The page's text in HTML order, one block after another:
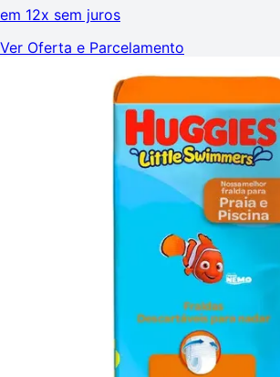
em 12x sem juros
Ver Oferta e Parcelamento